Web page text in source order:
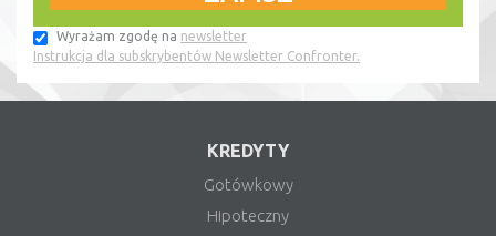
Wyrażam zgodę na newsletter
Instrukcja dla subskrybentów Newsletter Confronter.
KREDYTY
Gotówkowy
Hipoteczny